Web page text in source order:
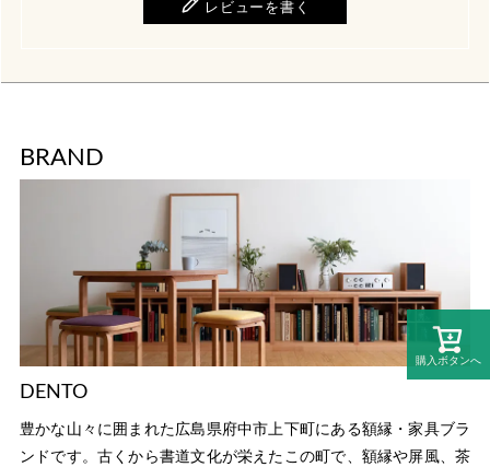
購入ボタンへ
レビューを書く
BRAND
DENTO
豊かな山々に囲まれた広島県府中市上下町にある額縁・家具ブラ
ンドです。古くから書道文化が栄えたこの町で、額縁や屏風、茶